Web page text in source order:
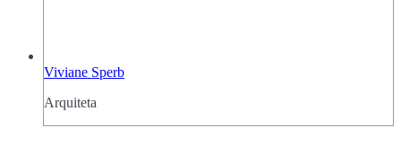
Viviane Sperb
Arquiteta